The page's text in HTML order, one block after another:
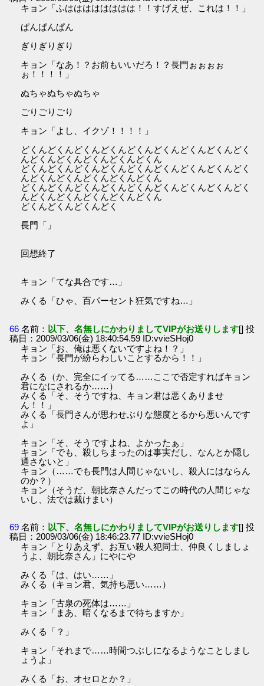
キョン「ふはははははははは！！すげえぜ、これは！！」
ぱんぱんぱん
ぎりぎりぎり
キョン「なあ！？お前もいいだろ！？長門ぉぉぉぉ
ぉ！！！！」
ぬちゃぬちゃぬちゃ
ごりごりごり
キョン「よし、イクゾ！！！！」
どくんどくんどくんどくんどくんどくんどくんどくんどく
んどくんどくんどくんどくんどくん
どくんどくんどくんどくんどくんどくんどくんどくんどく
んどくんどくんどくんどくんどくん
どくんどくんどくんどくんどくんどくんどくんどくんどく
んどくんどくんどくんどくんどくん
どくんどくんどくんどく
長門「」
回想終了
キョン「てな具合です…」
みくる「ひゃ、百パーセント狂気ですね…」
66 名前： 以下、名無しにかわりましてVIPがお送りします[] 投
稿日：2009/03/06(金) 18:40:54.59 ID:vvieSHoj0
キョン「お、俺は悪くないですよね！？」
キョン「長門が紛らわしいことするから！！」
みくる（か、完全にイッてる……ここで否定すればキョン
君になにされるか……）
みくる「そ、そうですね、キョン君は悪くありませ
ん！！」
みくる「長門さんが思わせぶりな態度とるから悪いんです
よ」
キョン「そ、そうですよね、よかったぁ」
キョン「でも、殺しちまったのは事実だし、なんとか隠し
通さないと」
キョン（……でも長門は人間じゃないし、殺人にはならん
のか？）
キョン（そうだ、朝比奈さんだってこの時代の人間じゃな
いし、法では裁けまい）
69 名前： 以下、名無しにかわりましてVIPがお送りします[] 投
稿日：2009/03/06(金) 18:46:23.77 ID:vvieSHoj0
キョン「とりあえず、お互い殺人犯同士、仲良くしましょ
うよ、朝比奈さん」にやにや
みくる「は、はい……」
みくる（キョン君、気持ち悪い……）
キョン「古泉の死体は……」
キョン「まあ、暗くなるまで待ちますか」
みくる「？」
キョン「それまで……時間つぶしになるようなことしまし
ょうよ」
みくる「お、オセロとか？」